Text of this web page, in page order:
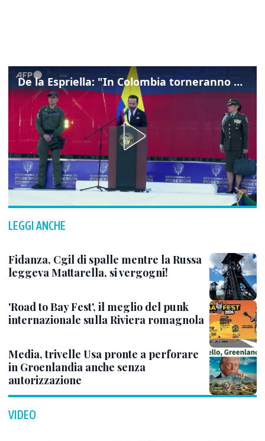
De la Espriella: "In Colombia torneranno ordine, autorità e libertà"
LEGGI ANCHE
Fidanza, Cgil di spalle mentre la Russa
leggeva Mattarella, si vergogni!
'Road to Bay Fest', il meglio del punk
internazionale sulla Riviera romagnola
Media, trivelle Usa pronte a perforare
in Groenlandia anche senza
autorizzazione
VIDEO